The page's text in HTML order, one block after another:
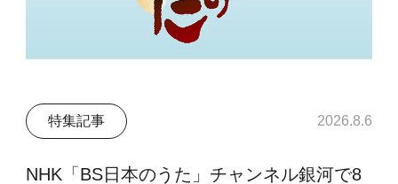
特集記事 2026.8.6
NHK「BS日本のうた」チャンネル銀河で8